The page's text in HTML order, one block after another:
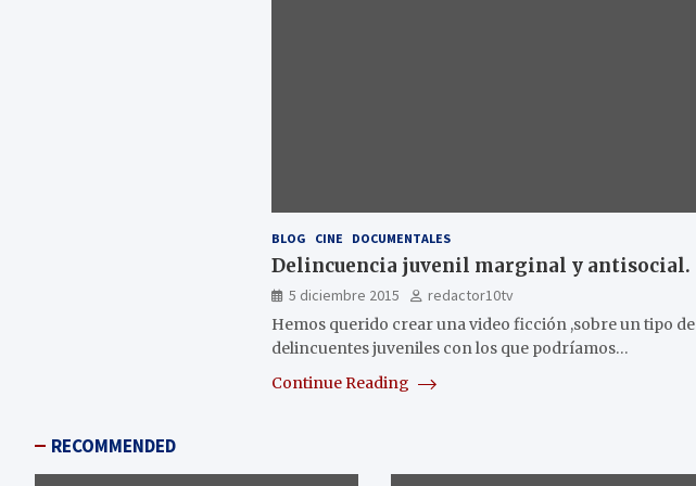
BLOG CINE DOCUMENTALES
Delincuencia juvenil marginal y antisocial.
5 diciembre 2015
redactor10tv
Hemos querido crear una video ficción ,sobre un tipo de
delincuentes juveniles con los que podríamos…
Continue Reading
RECOMMENDED